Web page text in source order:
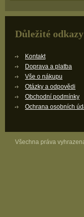
Důležité odkazy
Kontakt
Doprava a platba
Vše o nákupu
Otázky a odpovědi
Obchodní podmínky
Ochrana osobních
Všechna práva